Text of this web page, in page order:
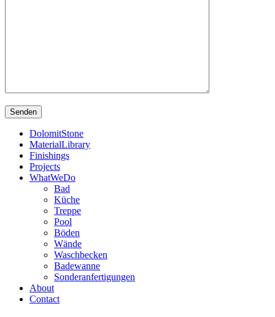
DolomitStone
MaterialLibrary
Finishings
Projects
WhatWeDo
Bad
Küche
Treppe
Pool
Böden
Wände
Waschbecken
Badewanne
Sonderanfertigungen
About
Contact